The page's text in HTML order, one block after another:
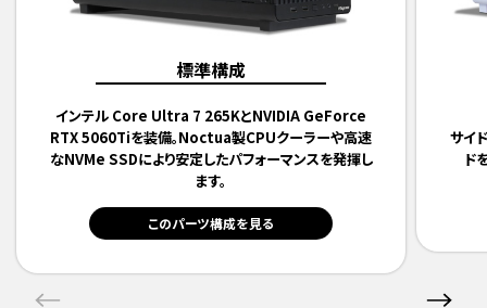
標準構成
インテル Core Ultra 7 265KとNVIDIA GeForce
RTX 5060Tiを装備。Noctua製CPUクーラーや高速
なNVMe SSDにより安定したパフォーマンスを発揮し
ます。
このパーツ構成を見る
サイ
ド